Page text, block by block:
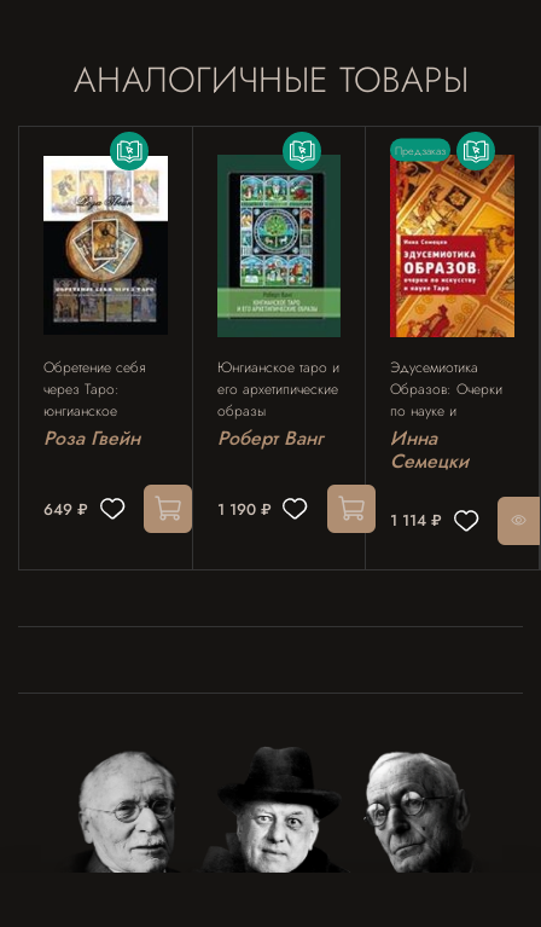
АНАЛОГИЧНЫЕ ТОВАРЫ
Обретение себя
через Таро:
юнгианское
руководство по
Роза Гвейн
649 ₽
Юнгианское таро и
его архетипические
образы
Роберт Ванг
1 190 ₽
Предзаказ
Эдусемиотика
Образов: Очерки
по науке и
искусству в Таро
Инна
Семецки
1 114 ₽